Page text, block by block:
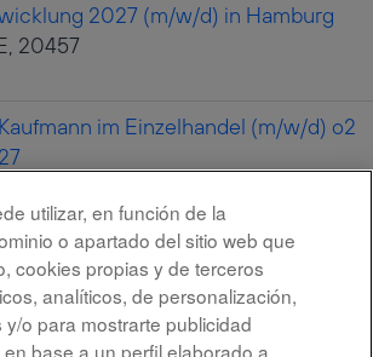
2027 (m/w/d) in Hamburg
20457
im Einzelhandel (m/w/d) o2
Resultados
utilizar, en función de la
o apartado del sitio web que
cookies propias y de terceros
analíticos, de personalización,
o para mostrarte publicidad
base a un perfil elaborado a